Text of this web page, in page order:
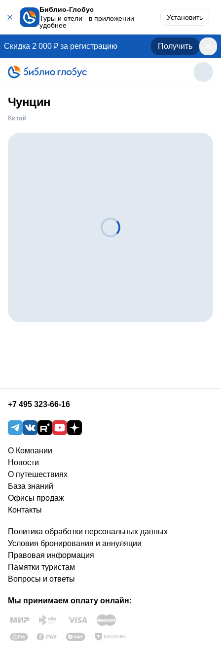
Библио-Глобус
Туры и отели - в приложении
удобнее
Установить
Скидка 2 000 ₽ за регистрацию Получить
Чунцин
Китай
+7 495 323-66-16
О Компании
Новости
О путешествиях
База знаний
Офисы продаж
Контакты
Политика обработки персональных данных
Условия бронирования и аннуляции
Правовая информация
Памятки туристам
Вопросы и ответы
Мы принимаем оплату онлайн: